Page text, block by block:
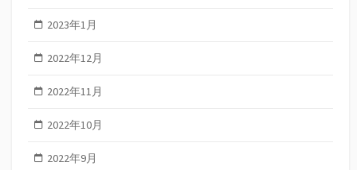
2023年1月
2022年12月
2022年11月
2022年10月
2022年9月